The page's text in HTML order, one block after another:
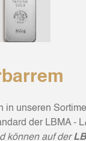
in unseren
der LBMA - L
können auf der